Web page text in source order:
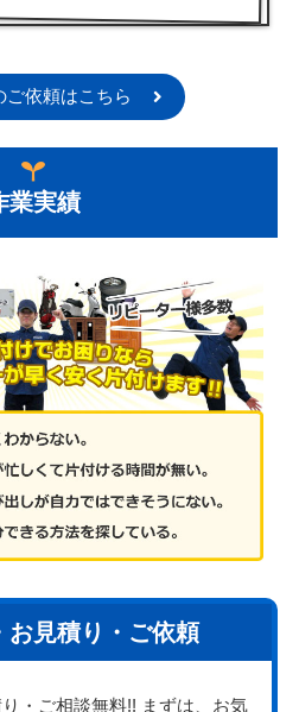
ご依頼はこちら
業実績
お見積り・ご依頼
・ご相談無料!! まずは、お気